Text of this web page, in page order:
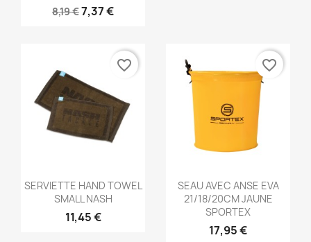
8,19 €7,37 €
Aperçu rapide
SERVIETTE HAND TOWEL
SMALL NASH
11,45 €
favorite_border
Aperçu rapide
SEAU AVEC ANSE EVA
21/18/20CM JAUNE
SPORTEX
17,95 €
favorite_border